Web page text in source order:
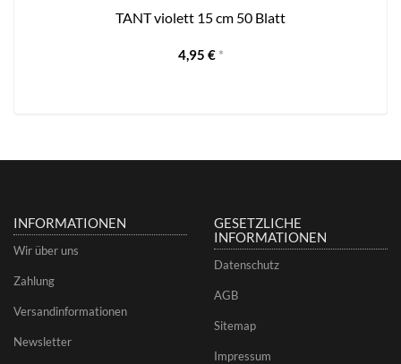
TANT violett 15 cm 50 Blatt
4,95 € *
INFORMATIONEN
Wir über uns
Zahlung
Versandinformationen
Newsletter
GESETZLICHE
INFORMATIONEN
Datenschutz
AGB
Sitemap
Impressum